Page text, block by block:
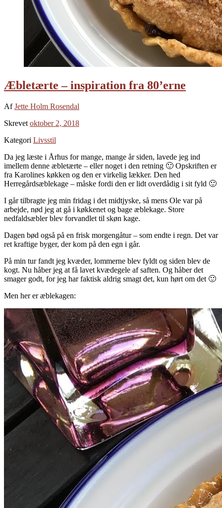
Æbletærte – inspiration fra 80’erne
AfJette Holm Rosendal
Skrevet oktober 2, 2018
Kategori Livsstil
Da jeg læste i Århus for mange, mange år siden, lavede jeg ind
imellem denne æbletærte – eller noget i den retning 🙂 Opskriften er
fra Karolines køkken og den er virkelig lækker. Den hed
Herregårdsæblekage – måske fordi den er lidt overdådig i sit fyld 🙂
I går tilbragte jeg min fridag i det midtjyske, så mens Ole var på
arbejde, nød jeg at gå i køkkenet og bage æblekage. Store
nedfaldsæbler blev forvandlet til skøn kage.
Dagen bød også på en frisk morgengåtur – som endte i regn. Det var
ret kraftige byger, der kom på den egn i går.
På min tur fandt jeg kvæder, lommerne blev fyldt og siden blev de
kogt. Nu håber jeg at få lavet kvædegele af saften. Og håber det
smager godt, for jeg har faktisk aldrig smagt det, kun hørt om det 🙂
Men her er æblekagen: